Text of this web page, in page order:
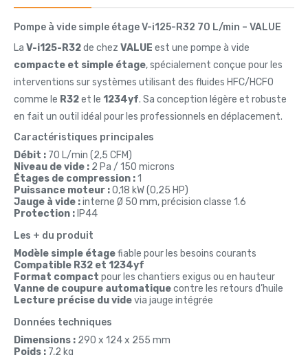
Pompe à vide simple étage V-i125-R32 70 L/min – VALUE
La V-i125-R32de chez VALUE est une pompe à vide
compacte et simple étage, spécialement conçue pour les
interventions sur systèmes utilisant des fluides HFC/HCFO
comme le R32et le 1234yf. Sa conception légère et robuste
en fait un outil idéal pour les professionnels en déplacement.
Caractéristiques principales
Débit : 70 L/min (2,5 CFM)
Niveau de vide : 2 Pa / 150 microns
Étages de compression :1
Puissance moteur :0,18 kW (0,25 HP)
Jauge à vide :interne Ø 50 mm, précision classe 1.6
Protection : IP44
Les + du produit
Modèle simple étagefiable pour les besoins courants
Compatible R32 et 1234yf
Format compact pour les chantiers exigus ou en hauteur
Vanne de coupure automatiquecontre les retours d’huile
Lecture précise du videvia jauge intégrée
Données techniques
Dimensions : 290 x 124 x 255 mm
Poids : 7,2 kg